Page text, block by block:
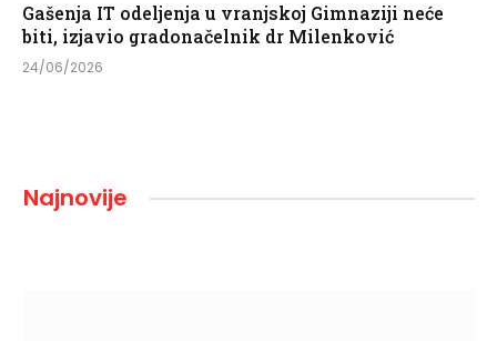
Gašenja IT odeljenja u vranjskoj Gimnaziji neće
biti, izjavio gradonačelnik dr Milenković
24/06/2026
Najnovije